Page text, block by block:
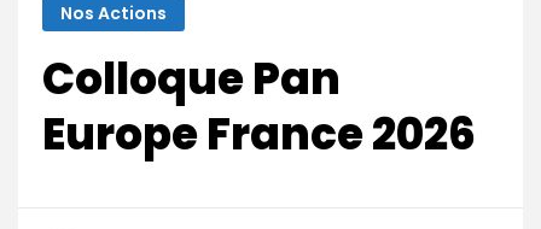
Nos Actions
Colloque Pan
Europe France 2026